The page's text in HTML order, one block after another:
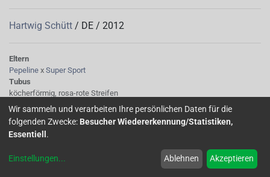
Hartwig Schütt / DE / 2012
Eltern
Pepeline x Super Sport
Tubus
köcherförmig, rosa-rote Streifen
Sepalen
hellrosa - weiss mit grünen Spitzen
Korolle/Petalen
hell pink mit roten Streifen, leicht faltig
einfach, mittel groß
Wir sammeln und verarbeiten Ihre persönlichen Daten für die
folgenden Zwecke: Besucher Wiedererkennung/Statistiken,
Essentiell .
Einstellungen... Ablehnen Akzeptieren